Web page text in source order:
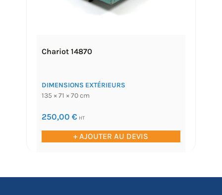
Chariot 14870
DIMENSIONS EXTÉRIEURS
135 × 71 × 70 cm
250,00 € HT
+ AJOUTER AU DEVIS